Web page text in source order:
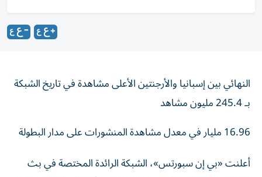
النهائي بين إسبانيا والأرجنتين الأعلى مشاهدة في تاريخ الشبكة
بـ 245.4 مليون مشاهد
المنافسات الرياضية في منطقة الشرق الأوسط وشمال إفريقيا،